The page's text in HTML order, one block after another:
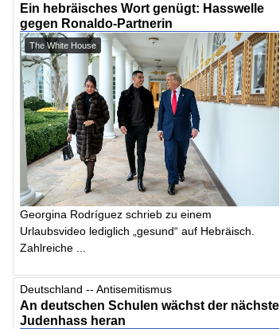
Ein hebräisches Wort genügt: Hasswelle
gegen Ronaldo-Partnerin
The White House
Georgina Rodríguez schrieb zu einem
Urlaubsvideo lediglich „gesund“ auf Hebräisch.
Zahlreiche ...
Deutschland -- Antisemitismus
An deutschen Schulen wächst der nächste
Judenhass heran